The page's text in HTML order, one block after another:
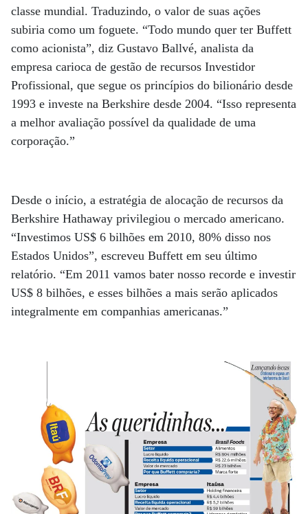
classe mundial. Traduzindo, o valor de suas ações
subiria como um foguete. “Todo mundo quer ter Buffett
como acionista”, diz Gustavo Ballvé, analista da
empresa carioca de gestão de recursos Investidor
Profissional, que segue os princípios do bilionário desde
1993 e investe na Berkshire desde 2004. “Isso representa
a melhor avaliação possível da qualidade de uma
corporação.”
Desde o início, a estratégia de alocação de recursos da
Berkshire Hathaway privilegiou o mercado americano.
“Investimos US$ 6 bilhões em 2010, 80% disso nos
Estados Unidos”, escreveu Buffett em seu último
relatório. “Em 2011 vamos bater nosso recorde e investir
US$ 8 bilhões, e esses bilhões a mais serão aplicados
integralmente em companhias americanas.”